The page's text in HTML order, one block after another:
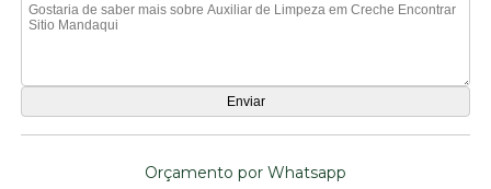
Orçamento por Whatsapp